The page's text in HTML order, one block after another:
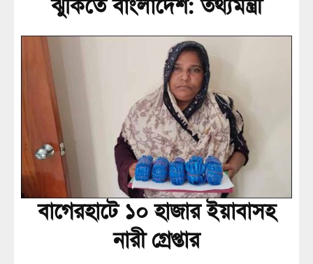
ঝুঁকিতে বাংলাদেশ: তথ্যমন্ত্রী
বাগেরহাটে ১০ হাজার ইয়াবাসহ
নারী গ্রেপ্তার